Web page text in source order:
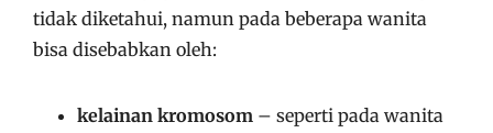
tidak diketahui, namun pada beberapa wanita
bisa disebabkan oleh:
kelainan kromosom – seperti pada wanita